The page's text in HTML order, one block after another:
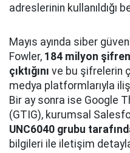
adreslerinin kullanıldığı
Mayıs ayında siber
Fowler, 184 milyon
çıktığını ve bu şifrelerin
medya platformlarıyla
Bir ay sonra ise Google
(GTIG), kurumsal
UNC6040 grubu
bilgileri ile iletişim